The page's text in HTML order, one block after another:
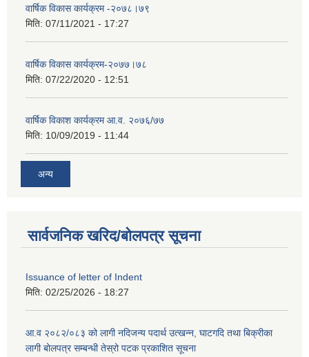
वार्षिक विकास कार्यक्रम -२०७८।७९
मिति: 07/11/2021 - 17:27
वार्षिक विकास कार्यक्रम-२०७७।७८
मिति: 07/22/2020 - 12:51
वार्षिक विकाश कार्यक्रम आ.व. २०७६/७७
मिति: 10/09/2019 - 11:44
अन्य
सार्वजनिक खरिद/बोलपत्र सूचना
Issuance of letter of Indent
मिति: 02/25/2026 - 18:27
आ.व २०८२/०८३ को लागी नदिजन्य पदार्थ उत्खन्न, घाटगदि तथा बिक्रीका
लागी बोलपत्र सम्बन्धी तेस्रो पटक प्रकाशित सूचना